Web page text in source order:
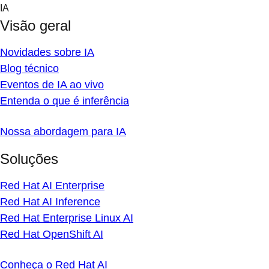
Skip
content
IA
Visão geral
Novidades sobre IA
Blog técnico
Eventos de IA ao vivo
Entenda o que é inferência
Nossa abordagem para IA
Soluções
Red Hat AI Enterprise
Red Hat AI Inference
Red Hat Enterprise Linux AI
Red Hat OpenShift AI
Conheça o Red Hat AI